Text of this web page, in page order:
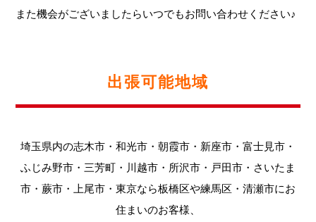
また機会がございましたらいつでもお問い合わせください♪
出張可能地域
埼玉県内の志木市・和光市・朝霞市・新座市・富士見市・
ふじみ野市・三芳町・川越市・所沢市・戸田市・さいたま
市・蕨市・上尾市・東京なら板橋区や練馬区・清瀬市にお
住まいのお客様、